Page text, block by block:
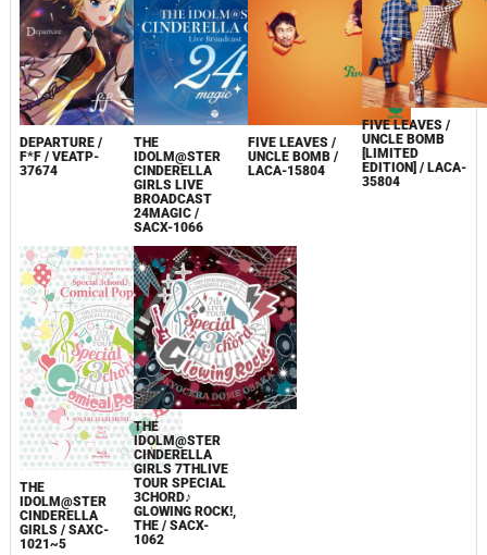
DEPARTURE /
F*F / VEATP-
37674
THE
IDOLM@STER
CINDERELLA
GIRLS LIVE
BROADCAST
24MAGIC /
SACX-1066
FIVE LEAVES /
UNCLE BOMB /
LACA-15804
FIVE LEAVES /
UNCLE BOMB
[LIMITED
EDITION] / LACA-
35804
THE
IDOLM@STER
CINDERELLA
GIRLS / SAXC-
1021~5
THE
IDOLM@STER
CINDERELLA
GIRLS 7THLIVE
TOUR SPECIAL
3CHORD♪
GLOWING ROCK!,
THE / SACX-
1062